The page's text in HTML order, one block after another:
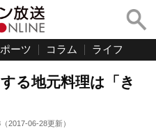
ーツ コラム ライフ
る地元料理は「き
（2017-06-28更新）